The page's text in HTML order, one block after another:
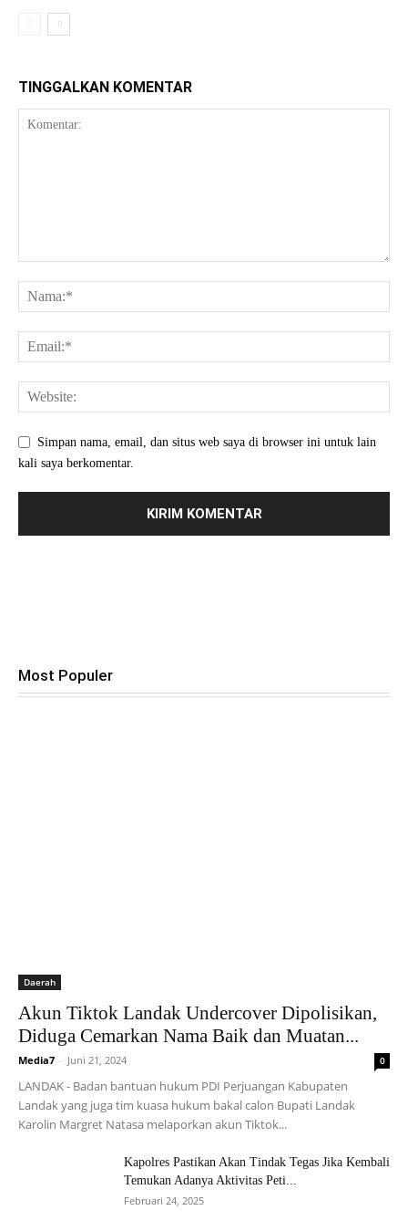
TINGGALKAN KOMENTAR
Simpan nama, email, dan situs web saya di browser ini untuk lain
kali saya berkomentar.
Most Populer
Daerah
Akun Tiktok Landak Undercover Dipolisikan,
Diduga Cemarkan Nama Baik dan Muatan...
Media7 - Juni 21, 2024 0
LANDAK - Badan bantuan hukum PDI Perjuangan Kabupaten
Landak yang juga tim kuasa hukum bakal calon Bupati Landak
Karolin Margret Natasa melaporkan akun Tiktok...
Kapolres Pastikan Akan Tindak Tegas Jika Kembali
Temukan Adanya Aktivitas Peti...
Februari 24, 2025